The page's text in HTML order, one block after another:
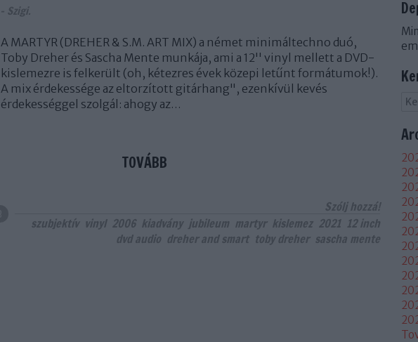
- Szigi.
A MARTYR (DREHER & S.M. ART MIX) a német minimáltechno duó,
Toby Dreher és Sascha Mente munkája, ami a 12'' vinyl mellett a DVD-
kislemezre is felkerült (oh, kétezres évek közepi letűnt formátumok!).
A mix érdekessége az eltorzított gitárhang", ezenkívül kevés
érdekességgel szolgál: ahogy az…
TOVÁBB
Szólj hozzá!
szubjektív vinyl 2006 kiadvány jubileum martyr kislemez 2021 12 inch
dvd audio dreher and smart toby dreher sascha mente